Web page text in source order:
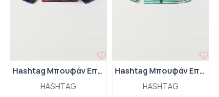
HASHTAG
Hashtag Μπουφάν Εποχιακό 242819 Μπλε
HASHTAG
Hashtag Μπουφάν Εποχιακό 242815 Πράσινο